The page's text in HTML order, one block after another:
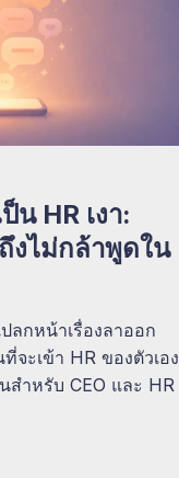
น HR เงา:
งไม่กล้าพูดใน
กหน้าเรื่องลาออก
ะเข้า HR ของตัวเอง
สำหรับ CEO และ HR